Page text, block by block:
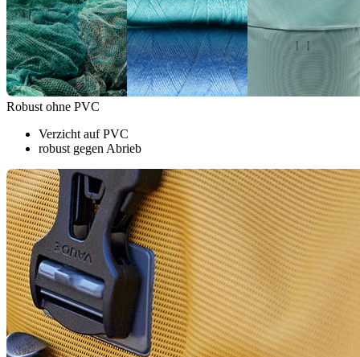
Robust ohne PVC
Verzicht auf PVC
robust gegen Abrieb